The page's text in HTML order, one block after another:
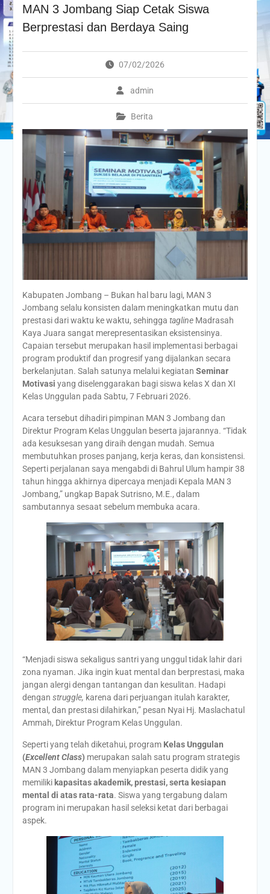
MAN 3 Jombang Siap Cetak Siswa
Berprestasi dan Berdaya Saing
07/02/2026
admin
Berita
Kabupaten Jombang – Bukan hal baru lagi, MAN 3
Jombang selalu konsisten dalam meningkatkan mutu dan
prestasi dari waktu ke waktu, sehingga taglineMadrasah
Kaya Juara sangat merepresentasikan eksistensinya.
Capaian tersebut merupakan hasil implementasi berbagai
program produktif dan progresif yang dijalankan secara
berkelanjutan. Salah satunya melalui kegiatan Seminar
Motivasi yang diselenggarakan bagi siswa kelas X dan XI
Kelas Unggulan pada Sabtu, 7 Februari 2026.
Acara tersebut dihadiri pimpinan MAN 3 Jombang dan
Direktur Program Kelas Unggulan beserta jajarannya. “Tidak
ada kesuksesan yang diraih dengan mudah. Semua
membutuhkan proses panjang, kerja keras, dan konsistensi.
Seperti perjalanan saya mengabdi di Bahrul Ulum hampir 38
tahun hingga akhirnya dipercaya menjadi Kepala MAN 3
Jombang,” ungkap Bapak Sutrisno, M.E., dalam
sambutannya sesaat sebelum membuka acara.
“Menjadi siswa sekaligus santri yang unggul tidak lahir dari
zona nyaman. Jika ingin kuat mental dan berprestasi, maka
jangan alergi dengan tantangan dan kesulitan. Hadapi
dengan struggle, karena dari perjuangan itulah karakter,
mental, dan prestasi dilahirkan,” pesan Nyai Hj. Maslachatul
Ammah, Direktur Program Kelas Unggulan.
Seperti yang telah diketahui, program Kelas Unggulan
(Excellent Class) merupakan salah satu program strategis
MAN 3 Jombang dalam menyiapkan peserta didik yang
memiliki kapasitas akademik, prestasi, serta kesiapan
mental di atas rata-rata. Siswa yang tergabung dalam
program ini merupakan hasil seleksi ketat dari berbagai
aspek.